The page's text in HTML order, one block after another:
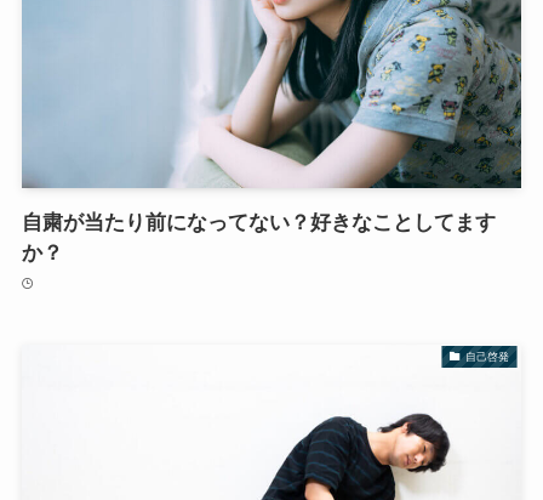
自粛が当たり前になってない？好きなことしてます
か？
自己啓発